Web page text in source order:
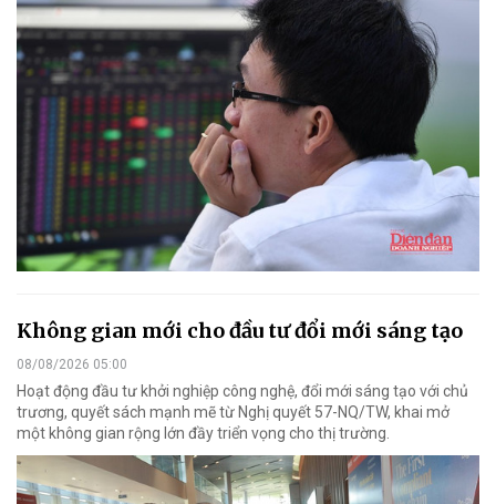
Không gian mới cho đầu tư đổi mới sáng tạo
08/08/2026 05:00
Hoạt động đầu tư khởi nghiệp công nghệ, đổi mới sáng tạo với chủ
trương, quyết sách mạnh mẽ từ Nghị quyết 57-NQ/TW, khai mở
một không gian rộng lớn đầy triển vọng cho thị trường.